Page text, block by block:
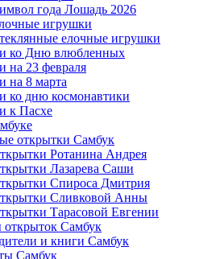
года Лошадь 2026
игрушки
елочные игрушки
ко Дню влюбленных
на 23 февраля
на 8 марта
ко дню космонавтики
к Пасхе
открытки Самбук
Ротанина Андрея
Лазарева Саши
Спироса Дмитрия
Сливковой Анны
Тарасовой Евгении
Самбук
и книги Самбук
Самбук